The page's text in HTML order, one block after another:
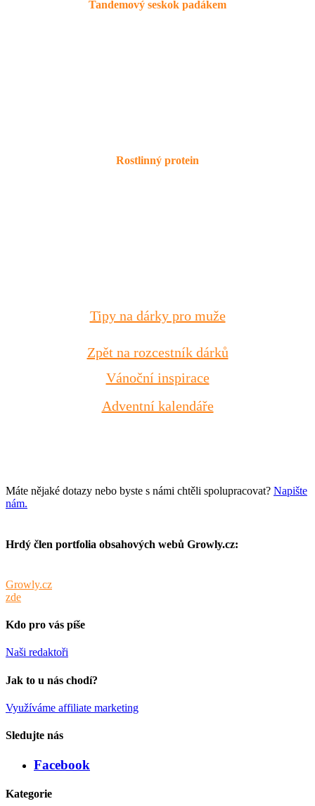
Tandemový seskok padákem
Rostlinný protein
Tipy na dárky pro muže
Zpět na rozcestník dárků
Vánoční inspirace
Adventní kalendáře
Máte nějaké dotazy nebo byste s námi chtěli spolupracovat? Napište
nám.
Hrdý člen portfolia obsahových webů Growly.cz:
Growly.cz
zde
Kdo pro vás píše
Naši redaktoři
Jak to u nás chodí?
Využíváme affiliate marketing
Sledujte nás
Facebook
Kategorie